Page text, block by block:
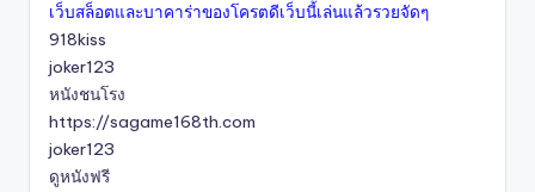
เว็บสล็อตและบาคาร่าของโครตดีเว็บนี้เล่นแล้วรวยจัดๆ
918kiss
joker123
หนังชนโรง
https://sagame168th.com
joker123
ดูหนังฟรี